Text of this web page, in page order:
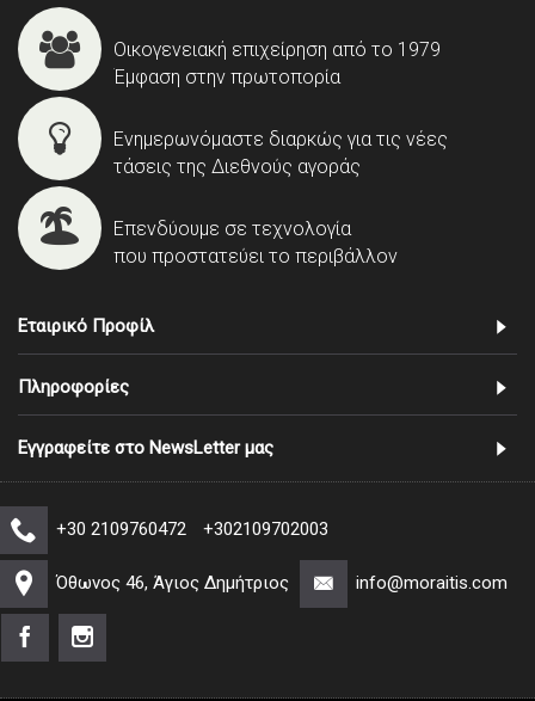
Οικογενειακή επιχείρηση από το 1979
Έμφαση στην πρωτοπορία
Ενημερωνόμαστε διαρκώς για τις νέες
τάσεις της Διεθνούς αγοράς
Επενδύουμε σε τεχνολογία
που προστατεύει το περιβάλλον
Εταιρικό Προφίλ
Πληροφορίες
Εγγραφείτε στο NewsLetter μας
+30 2109760472 +302109702003
Όθωνος 46, Άγιος Δημήτριος info@moraitis.com